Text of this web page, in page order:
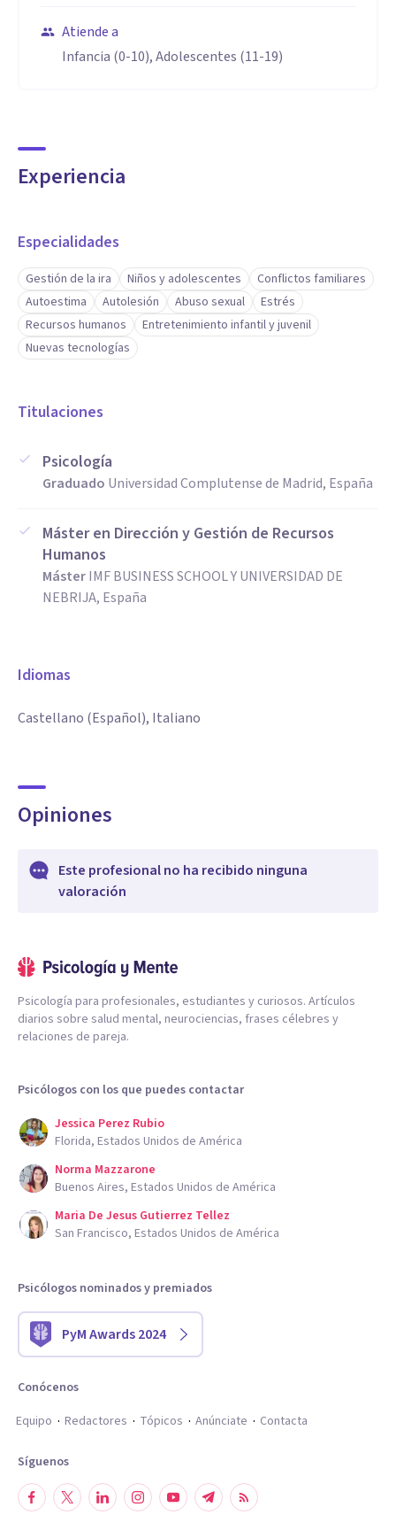
Atiende a
Infancia (0-10), Adolescentes (11-19)
Experiencia
Especialidades
Gestión de la ira Niños y adolescentes
Conflictos familiares
Autoestima
Autolesión Abuso sexual
Estrés
Recursos humanos
Entretenimiento infantil y juvenil
Nuevas tecnologías
Titulaciones
Psicología
Graduado Universidad Complutense de Madrid, España
Máster en Dirección y Gestión de Recursos
Humanos
MásterIMF BUSINESS SCHOOL Y UNIVERSIDAD DE
NEBRIJA, España
Idiomas
Castellano (Español), Italiano
Opiniones
Este profesional no ha recibido ninguna
valoración
Psicología para profesionales, estudiantes y curiosos. Artículos
diarios sobre salud mental, neurociencias, frases célebres y
relaciones de pareja.
Psicólogos con los que puedes contactar
Jessica Perez Rubio
Florida, Estados Unidos de América
Norma Mazzarone
Buenos Aires, Estados Unidos de América
Maria De Jesus Gutierrez Tellez
San Francisco, Estados Unidos de América
Psicólogos nominados y premiados
PyM Awards 2024
Conócenos
Equipo
Redactores Tópicos Anúnciate Contacta
Síguenos